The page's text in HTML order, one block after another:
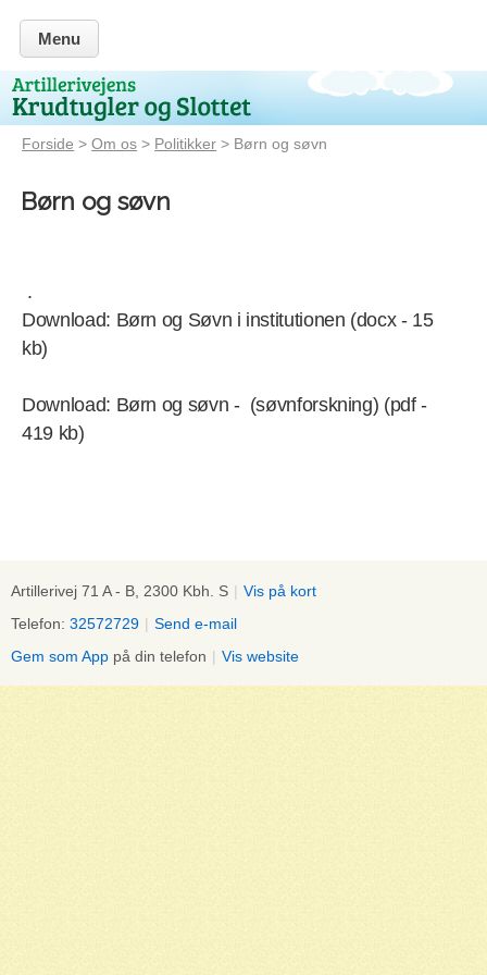
Menu
Forside >Om os > Politikker > Børn og søvn
Børn og søvn
.
Download: Børn og Søvn i institutionen (docx - 15
kb)
Download: Børn og søvn - (søvnforskning) (pdf -
419 kb)
Artillerivej 71 A - B, 2300 Kbh. S | Vis på kort
Telefon: 32572729 | Send e-mail
Gem som App på din telefon | Vis website